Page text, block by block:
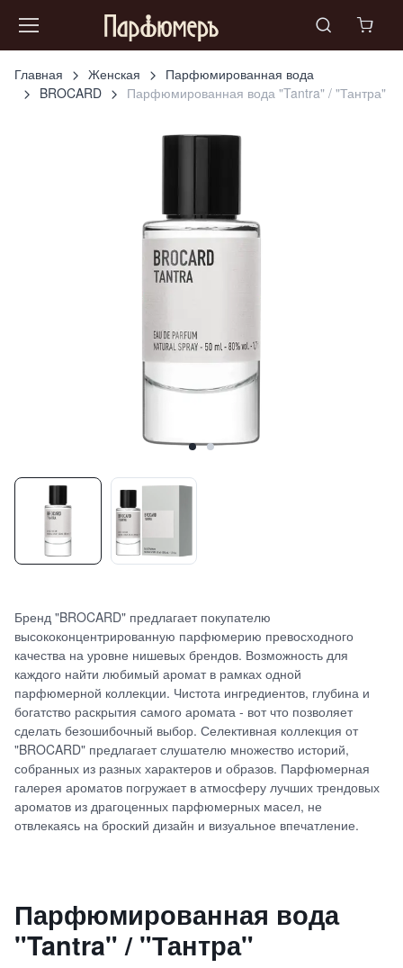
Главная Женская
Парфюмированная вода
BROCARD
Парфюмированная вода "Tantra" / "Тантра"
Бренд "BROCARD" предлагает покупателю
высококонцентрированную парфюмерию превосходного
качества на уровне нишевых брендов. Возможность для
каждого найти любимый аромат в рамках одной
парфюмерной коллекции. Чистота ингредиентов, глубина и
богатство раскрытия самого аромата - вот что позволяет
сделать безошибочный выбор. Селективная коллекция от
"BROCARD" предлагает слушателю множество историй,
собранных из разных характеров и образов. Парфюмерная
галерея ароматов погружает в атмосферу лучших трендовых
ароматов из драгоценных парфюмерных масел, не
отвлекаясь на броский дизайн и визуальное впечатление.
Парфюмированная вода
"Tantra" / "Тантра"